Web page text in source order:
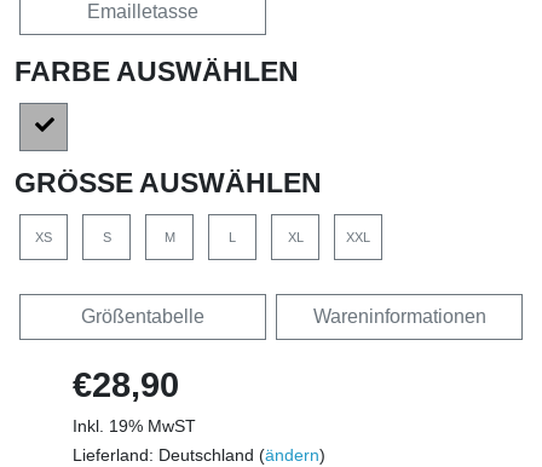
Emailletasse
FARBE AUSWÄHLEN
GRÖSSE AUSWÄHLEN
XS S M XL XXL
Größentabelle Wareninformationen
€28,90
Inkl. 19% MwST
Lieferland: Deutschland (ändern)